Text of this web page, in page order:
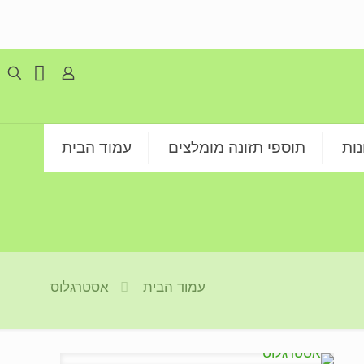
עמוד הבית תוספי תזונה מומלצים
עמוד הבית אסטרגלוס